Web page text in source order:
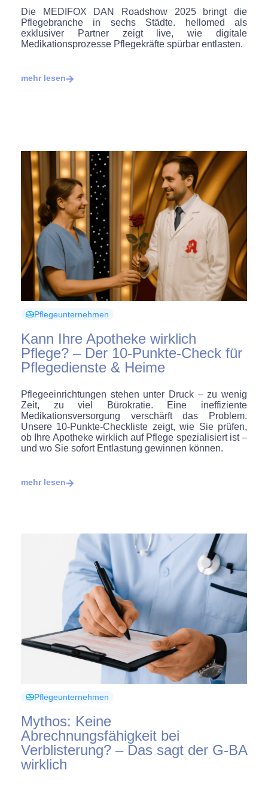
Die MEDIFOX DAN Roadshow 2025 bringt die
Pflegebranche in sechs Städte. hellomed als
exklusiver Partner zeigt live, wie digitale
Medikationsprozesse Pflegekräfte spürbar entlasten.
mehr lesen
Pflegeunternehmen
Kann Ihre Apotheke wirklich
Pflege? – Der 10-Punkte-Check für
Pflegedienste & Heime
Pflegeeinrichtungen stehen unter Druck – zu wenig
Zeit, zu viel Bürokratie. Eine ineffiziente
Medikationsversorgung verschärft das Problem.
Unsere 10-Punkte-Checkliste zeigt, wie Sie prüfen,
ob Ihre Apotheke wirklich auf Pflege spezialisiert ist –
und wo Sie sofort Entlastung gewinnen können.
mehr lesen
Pflegeunternehmen
Mythos: Keine
Abrechnungsfähigkeit bei
Verblisterung? – Das sagt der G-BA
wirklich